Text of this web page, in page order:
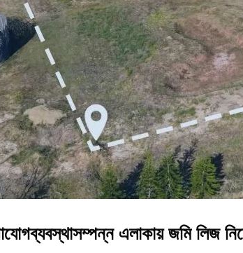
এলাকায় জমি লিজ